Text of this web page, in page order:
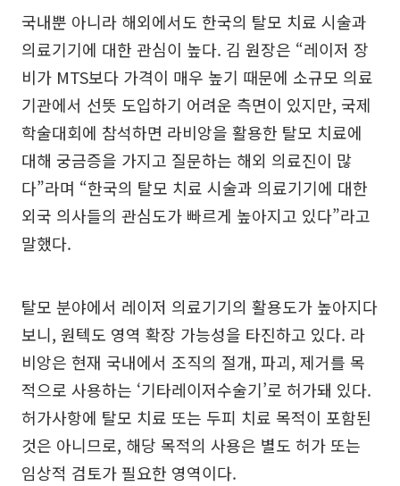
국내뿐 아니라 해외에서도 한국의 탈모 치료 시술과
의료기기에 대한 관심이 높다. 김 원장은 “레이저 장
비가 MTS보다 가격이 매우 높기 때문에 소규모 의료
기관에서 선뜻 도입하기 어려운 측면이 있지만, 국제
학술대회에 참석하면 라비앙을 활용한 탈모 치료에
대해 궁금증을 가지고 질문하는 해외 의료진이 많
다”라며 “한국의 탈모 치료 시술과 의료기기에 대한
외국 의사들의 관심도가 빠르게 높아지고 있다”라고
말했다.
탈모 분야에서 레이저 의료기기의 활용도가 높아지다
보니, 원텍도 영역 확장 가능성을 타진하고 있다. 라
비앙은 현재 국내에서 조직의 절개, 파괴, 제거를 목
적으로 사용하는 ‘기타레이저수술기’로 허가돼 있다.
허가사항에 탈모 치료 또는 두피 치료 목적이 포함된
것은 아니므로, 해당 목적의 사용은 별도 허가 또는
임상적 검토가 필요한 영역이다.